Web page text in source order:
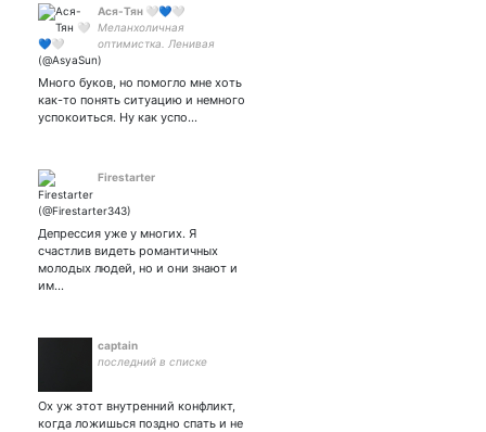
Ася-Тян 🤍💙🤍
Меланхоличная
оптимистка. Ленивая
жопка. Люблю Depeche
работала в IT, сейчас
воспитываю дочку. По
ночам играю (плохо) в
Много буков, но помогло мне хоть
как-то понять ситуацию и немного
успокоиться. Ну как успо…
Firestarter
Депрессия уже у многих. Я
счастлив видеть романтичных
молодых людей, но и они знают и
им…
captain
последний в списке
Ох уж этот внутренний конфликт,
когда ложишься поздно спать и не